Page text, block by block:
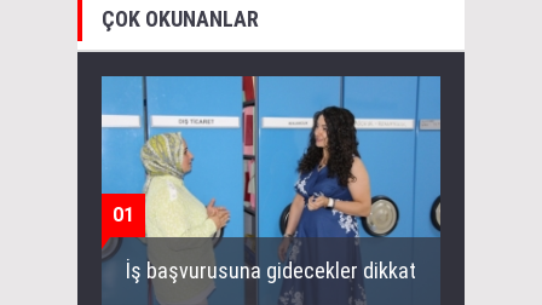
ÇOK OKUNANLAR
01
İş başvurusuna gidecekler dikkat